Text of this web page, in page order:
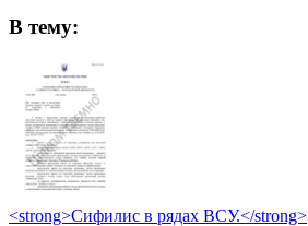
В тему:
<strong>Сифилис в рядах ВСУ.</strong>